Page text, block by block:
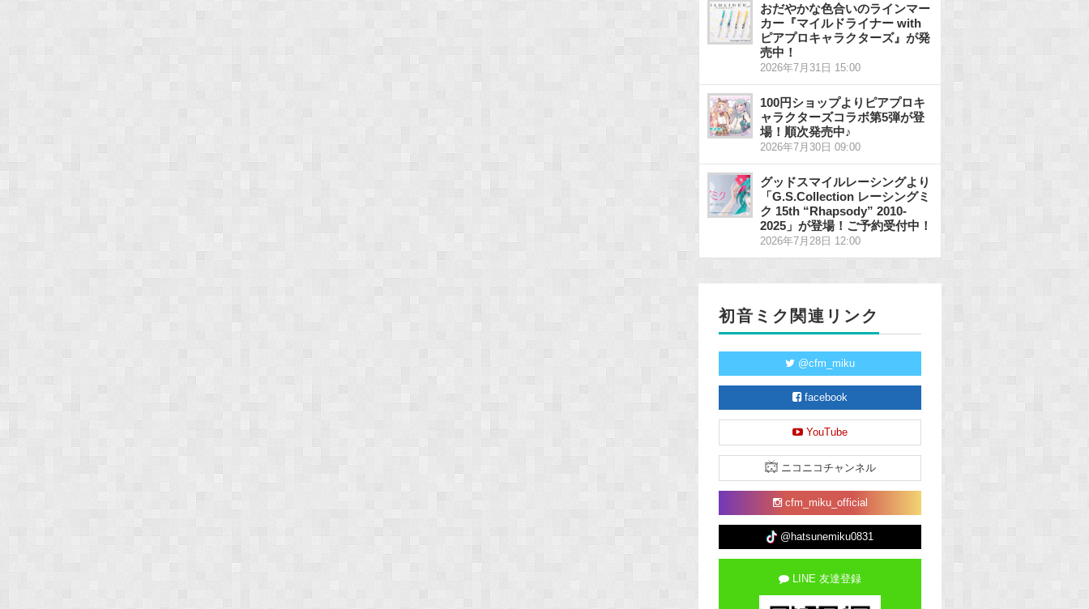
おだやかな色合いのラインマー
カー『マイルドライナー with
ピアプロキャラクターズ』が発
売中！
2026年7月31日 15:00
100円ショップよりピアプロキ
ャラクターズコラボ第5弾が登
場！順次発売中♪
2026年7月30日 09:00
グッドスマイルレーシングより
「G.S.Collection レーシングミ
ク 15th “Rhapsody” 2010-
2025」が登場！ご予約受付中！
2026年7月28日 12:00
初音ミク関連リンク
@cfm_miku
facebook
YouTube
ニコニコチャンネル
cfm_miku_official
@hatsunemiku0831
LINE 友達登録